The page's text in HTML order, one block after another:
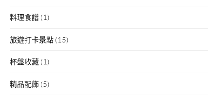
料理食譜 (1)
旅遊打卡景點 (15)
杯盤收藏 (1)
精品配飾 (5)